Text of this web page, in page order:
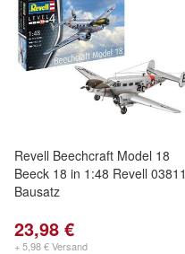
Revell Beechcraft Model 18
Beeck 18 in 1:48 Revell 03811
Bausatz
23,98 €
+ 5,98 € Versand